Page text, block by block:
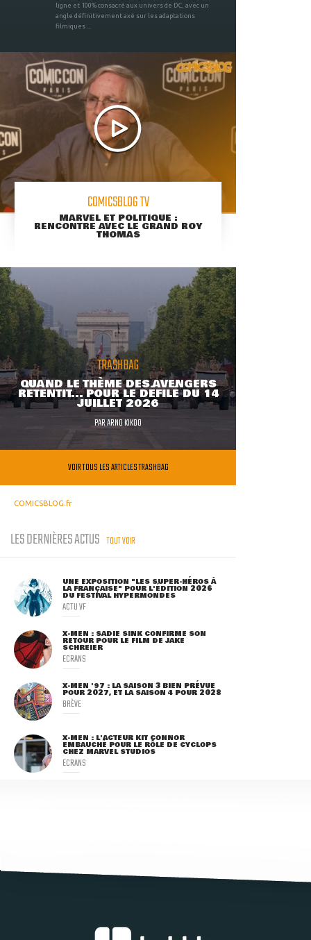
ligne et 100% consacré aux univers de DC, avec un
angle définitivement axé sur les adaptations
filmiques ...
COMICSBLOG TV
MARVEL ET POLITIQUE :
RENCONTRE AVEC LE GRAND ROY
THOMAS
TRASHBAG
QUAND LE THÈME DES AVENGERS
RETENTIT... POUR LE DÉFILÉ DU 14
JUILLET 2026
PARARNO KIKOO
VOIR TOUS LES ARTICLES TRASHBAG
COMICSBLOG.fr
LES DERNIÈRES ACTUS TOUT VOIR
UNE EXPOSITION "LES SUPER-HÉROS À
LA FRANÇAISE" POUR L'ÉDITION 2026
DU FESTIVAL HYPERMONDES
ACTU VF
X-MEN : SADIE SINK CONFIRME SON
RETOUR POUR LE FILM DE JAKE
SCHREIER
ECRANS
X-MEN '97 : LA SAISON 3 BIEN PRÉVUE
POUR 2027, ET LA SAISON 4 POUR 2028
BRÈVE
X-MEN : L'ACTEUR KIT CONNOR
EMBAUCHÉ POUR LE RÔLE DE CYCLOPS
CHEZ MARVEL STUDIOS
ECRANS